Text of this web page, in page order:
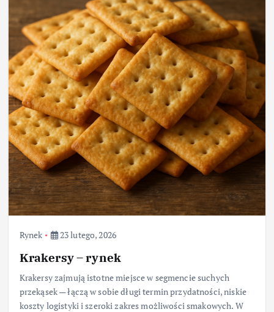
Rynek 23 lutego, 2026
Krakersy – rynek
Krakersy zajmują istotne miejsce w segmencie suchych
przekąsek — łączą w sobie długi termin przydatności, niskie
koszty logistyki i szeroki zakres możliwości smakowych. W